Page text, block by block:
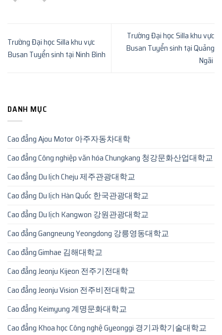
Trường Đại học Silla khu vực
Busan Tuyển sinh tại Ninh Bình
Trường Đại học Silla khu vực
Busan Tuyển sinh tại Quảng
Ngãi
DANH MỤC
Cao đẳng Ajou Motor 아주자동차대학
Cao đẳng Công nghiệp văn hóa Chungkang 청강문화산업대학교
Cao đẳng Du lịch Cheju 제주관광대학교
Cao đẳng Du lịch Hàn Quốc 한국관광대학교
Cao đẳng Du lịch Kangwon 강원관광대학교
Cao đẳng Gangneung Yeongdong 강릉영동대학교
Cao đẳng Gimhae 김해대학교
Cao đẳng Jeonju Kijeon 전주기전대학
Cao đẳng Jeonju Vision 전주비전대학교
Cao đẳng Keimyung 계명문화대학교
Cao đẳng Khoa học Công nghệ Gyeonggi 경기과학기술대학교